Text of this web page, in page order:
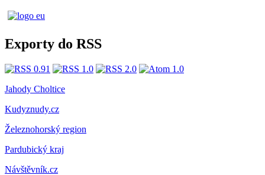
Exporty do RSS
Jahody Choltice
Kudyznudy.cz
Železnohorský region
Pardubický kraj
Návštěvník.cz